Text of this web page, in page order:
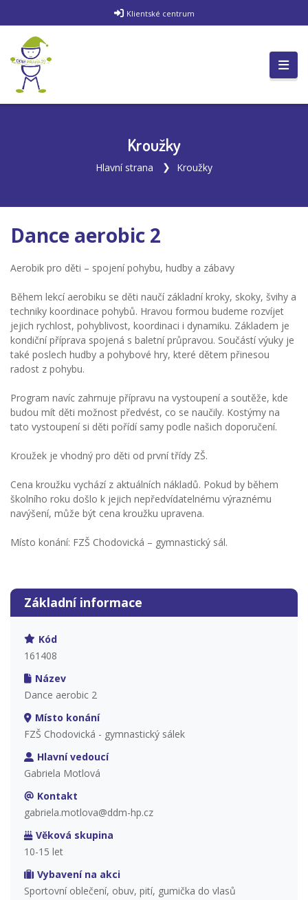
Klientské centrum
Kroužky
Hlavní strana Kroužky
Dance aerobic 2
Aerobik pro děti – spojení pohybu, hudby a zábavy
Během lekcí aerobiku se děti naučí základní kroky, skoky, švihy a
techniky koordinace pohybů. Hravou formou budeme rozvíjet
jejich rychlost, pohyblivost, koordinaci i dynamiku. Základem je
kondiční příprava spojená s baletní průpravou. Součástí výuky je
také poslech hudby a pohybové hry, které dětem přinesou
radost z pohybu.
Program navíc zahrnuje přípravu na vystoupení a soutěže, kde
budou mít děti možnost předvést, co se naučily. Kostýmy na
tato vystoupení si děti pořídí samy podle našich doporučení.
Kroužek je vhodný pro děti od první třídy ZŠ.
Cena kroužku vychází z aktuálních nákladů. Pokud by během
školního roku došlo k jejich nepředvídatelnému výraznému
navýšení, může být cena kroužku upravena.
Místo konání: FZŠ Chodovická – gymnastický sál.
Základní informace
Kód
161408
Název
Dance aerobic 2
Místo konání
FZŠ Chodovická - gymnastický sálek
Hlavní vedoucí
Gabriela Motlová
Kontakt
gabriela.motlova@ddm-hp.cz
Věková skupina
10-15 let
Vybavení na akci
Sportovní oblečení, obuv, pití, gumička do vlasů